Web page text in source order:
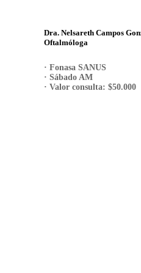
Dra. Nelsareth Campos
Oftalmóloga
· Fonasa SANUS
· Sábado AM
· Valor consulta: $50.000